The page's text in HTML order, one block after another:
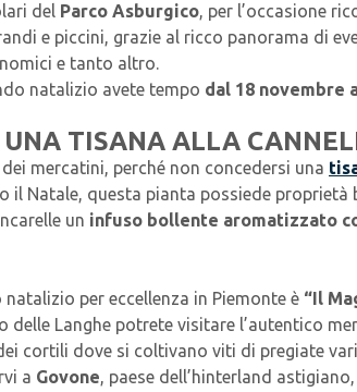
del Parco Asburgico, per l’occasione
e piccini, grazie al ricco panorama di
e tanto altro.
natalizio avete tempo dal 18 novembre
TISANA ALLA
mercatini, perché non concedersi una
il Natale, questa pianta possiede
un infuso bollente aromatizzato
natalizio per eccellenza in Piemonte è “Il
delle Langhe potrete visitare l’autentico
cortili dove si coltivano viti di pregiate
a Govone, paese dell’hinterland